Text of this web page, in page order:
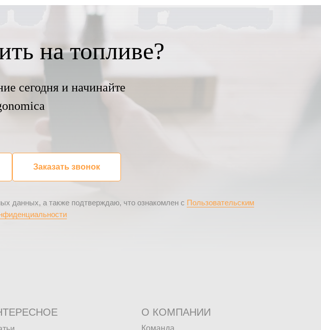
на топливе?
сегодня и начинайте
Заказать звонок
данных, а также подтверждаю, что ознакомлен с Пользовательским
О КОМПАНИИ
Команда